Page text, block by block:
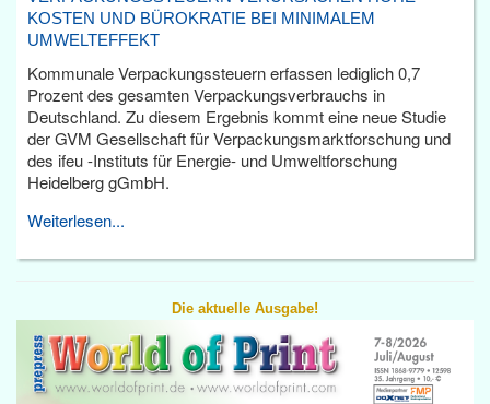
KOSTEN UND BÜROKRATIE BEI MINIMALEM
UMWELTEFFEKT
Kommunale Verpackungssteuern erfassen lediglich 0,7
Prozent des gesamten Verpackungsverbrauchs in
Deutschland. Zu diesem Ergebnis kommt eine neue Studie
der GVM Gesellschaft für Verpackungsmarktforschung und
des ifeu -Instituts für Energie- und Umweltforschung
Heidelberg gGmbH.
Weiterlesen...
Die aktuelle Ausgabe!